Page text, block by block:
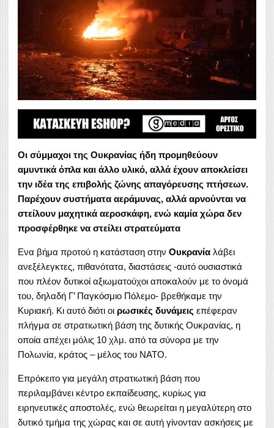
Οι σύμμαχοι της Ουκρανίας ήδη προμηθεύουν
αμυντικά όπλα και άλλο υλικό, αλλά έχουν αποκλείσει
την ιδέα της επιβολής ζώνης απαγόρευσης πτήσεων.
Παρέχουν συστήματα αεράμυνας, αλλά αρνούνται να
στείλουν μαχητικά αεροσκάφη, ενώ καμία χώρα δεν
προσφέρθηκε να στείλει στρατεύματα
Ενα βήμα προτού η κατάσταση στην Ουκρανία λάβει
ανεξέλεγκτες, πιθανότατα, διαστάσεις -αυτό ουσιαστικά
που πλέον δυτικοί αξιωματούχοι αποκαλούν με το όνομά
του, δηλαδή Γ’ Παγκόσμιο Πόλεμο- βρεθήκαμε την
Κυριακή. Κι αυτό διότι οι ρωσικές δυνάμεις επέφεραν
πλήγμα σε στρατιωτική βάση της δυτικής Ουκρανίας, η
οποία απέχει μόλις 10 χλμ. από τα σύνορα με την
Πολωνία, κράτος – μέλος του ΝΑΤΟ.
Επρόκειτο για μεγάλη στρατιωτική βάση που
περιλαμβάνει κέντρο εκπαίδευσης, κυρίως για
ειρηνευτικές αποστολές, ενώ θεωρείται η μεγαλύτερη στο
δυτικό τμήμα της χώρας και σε αυτή γίνονταν ασκήσεις με